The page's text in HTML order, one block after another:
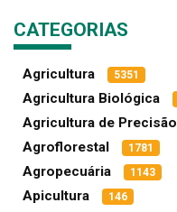
CATEGORIAS
Agricultura 5351
Agricultura Biológica
Agricultura de Precisão
Agroflorestal 1781
Agropecuária 1143
Apicultura 146